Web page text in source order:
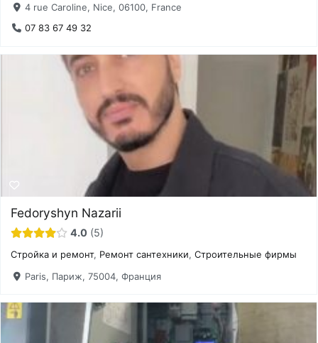
4 rue Caroline, Nice, 06100, France
07 83 67 49 32
Fedoryshyn Nazarii
4.0 5
Стройка и ремонт, Ремонт сантехники,Строительные фирмы
Paris, Париж, 75004, Франция